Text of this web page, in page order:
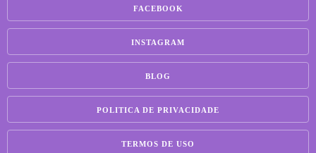
FACEBOOK
INSTAGRAM
BLOG
POLITICA DE PRIVACIDADE
TERMOS DE USO